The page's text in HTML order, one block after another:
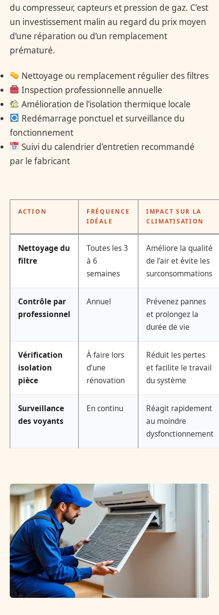
du compresseur, capteurs et pression de gaz. C’est
un investissement malin au regard du prix moyen
d’une réparation ou d’un remplacement
prématuré.
Nettoyage ou remplacement régulier des filtres
Inspection professionnelle annuelle
Amélioration de l’isolation thermique locale
Redémarrage ponctuel et surveillance du
fonctionnement
Suivi du calendrier d’entretien recommandé
par le fabricant
ACTION
FRÉQUENCE
IDÉALE
IMPACT SUR LA
CLIMATISATION
Nettoyage du
filtre
Toutes les 3
à 6
semaines
Améliore la qualité
de l’air et évite les
surconsommations
Contrôle par
professionnel
Annuel
Prévenez pannes
et prolongez la
durée de vie
Vérification
isolation
pièce
À faire lors
d’une
rénovation
Réduit les pertes
et facilite le travail
du système
Surveillance
des voyants
En continu
Réagit rapidement
au moindre
dysfonctionnement